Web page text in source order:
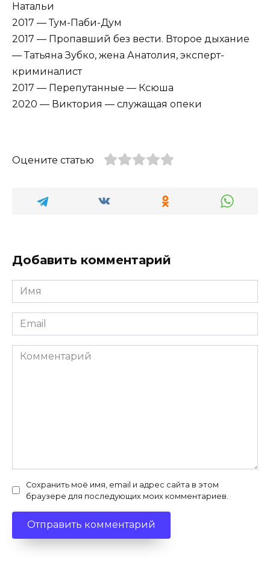
Натальи
2017 — Тум-Паби-Дум
2017 — Пропавший без вести. Второе дыхание
— Татьяна Зубко, жена Анатолия, эксперт-
криминалист
2017 — Перепутанные — Ксюша
2020 — Виктория — служащая опеки
Оцените статью
Добавить комментарий
Имя
*
Email
*
Комментарий
Сохранить моё имя, email и адрес сайта в этом
браузере для последующих моих комментариев.